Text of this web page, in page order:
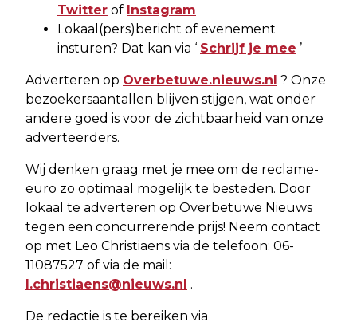
Twitter of Instagram
Lokaal(pers)bericht of evenement
insturen? Dat kan via ‘ Schrijf je mee ’
Adverteren op Overbetuwe.nieuws.nl ? Onze
bezoekersaantallen blijven stijgen, wat onder
andere goed is voor de zichtbaarheid van onze
adverteerders.
Wij denken graag met je mee om de reclame-
euro zo optimaal mogelijk te besteden. Door
lokaal te adverteren op Overbetuwe Nieuws
tegen een concurrerende prijs! Neem contact
op met Leo Christiaens via de telefoon: 06-
11087527 of via de mail:
l.christiaens@nieuws.nl .
De redactie is te bereiken via